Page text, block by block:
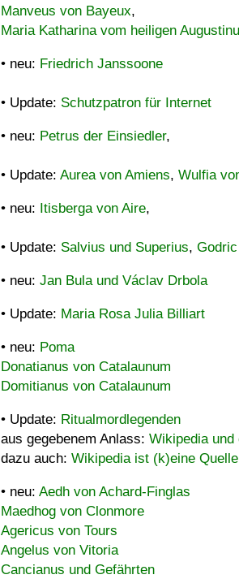
Manveus von Bayeux,
Maria Katharina vom heiligen
• neu: Friedrich Janssoone
• Update: Schutzpatron für Internet
• neu: Petrus der Einsiedler,
• Update: Aurea von Amiens, Wulfia
• neu: Itisberga von Aire,
• Update: Salvius und Superius, Godric
• neu: Jan Bula und Václav Drbola
• Update: Maria Rosa Julia Billiart
• neu: Poma
Donatianus von Catalaunum
Domitianus von Catalaunum
• Update: Ritualmordlegenden
aus gegebenem Anlass: Wikipedia
dazu auch: Wikipedia ist (k)eine
• neu: Aedh von Achard-Finglas
Maedhog von Clonmore
Agericus von Tours
Angelus von Vitoria
Cancianus und Gefährten